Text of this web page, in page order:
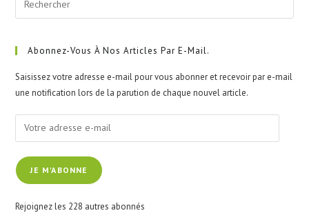
Abonnez-Vous À Nos Articles Par E-Mail.
Saisissez votre adresse e-mail pour vous abonner et recevoir par e-mail
une notification lors de la parution de chaque nouvel article.
Votre
adresse
e-
mailJE M'ABONNE
Rejoignez les 228 autres abonnés